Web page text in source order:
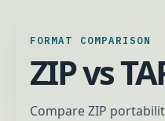
FORMAT COMPARISON
ZIP vs
Compare ZIP